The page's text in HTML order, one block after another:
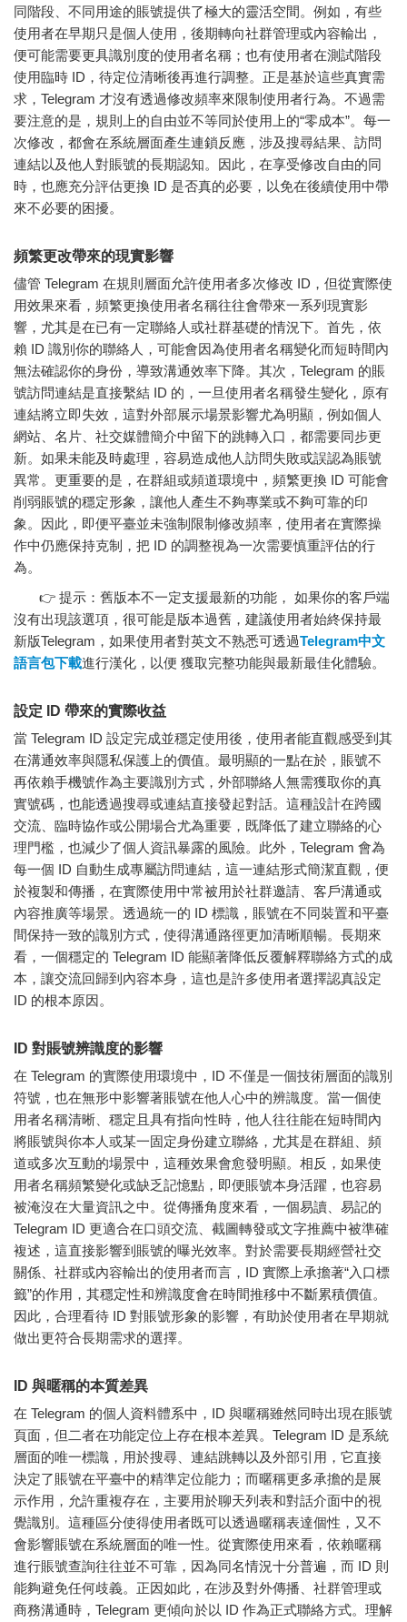
同階段、不同用途的賬號提供了極大的靈活空間。例如，有些
使用者在早期只是個人使用，後期轉向社群管理或內容輸出，
便可能需要更具識別度的使用者名稱；也有使用者在測試階段
使用臨時 ID，待定位清晰後再進行調整。正是基於這些真實需
求，Telegram 才沒有透過修改頻率來限制使用者行為。不過需
要注意的是，規則上的自由並不等同於使用上的“零成本”。每一
次修改，都會在系統層面產生連鎖反應，涉及搜尋結果、訪問
連結以及他人對賬號的長期認知。因此，在享受修改自由的同
時，也應充分評估更換 ID 是否真的必要，以免在後續使用中帶
來不必要的困擾。
頻繁更改帶來的現實影響
儘管 Telegram 在規則層面允許使用者多次修改 ID，但從實際使
用效果來看，頻繁更換使用者名稱往往會帶來一系列現實影
響，尤其是在已有一定聯絡人或社群基礎的情況下。首先，依
賴 ID 識別你的聯絡人，可能會因為使用者名稱變化而短時間內
無法確認你的身份，導致溝通效率下降。其次，Telegram 的賬
號訪問連結是直接繫結 ID 的，一旦使用者名稱發生變化，原有
連結將立即失效，這對外部展示場景影響尤為明顯，例如個人
網站、名片、社交媒體簡介中留下的跳轉入口，都需要同步更
新。如果未能及時處理，容易造成他人訪問失敗或誤認為賬號
異常。更重要的是，在群組或頻道環境中，頻繁更換 ID 可能會
削弱賬號的穩定形象，讓他人產生不夠專業或不夠可靠的印
象。因此，即便平臺並未強制限制修改頻率，使用者在實際操
作中仍應保持克制，把 ID 的調整視為一次需要慎重評估的行
為。
👉 提示：舊版本不一定支援最新的功能， 如果你的客戶端
沒有出現該選項，很可能是版本過舊，建議使用者始終保持最
新版Telegram，如果使用者對英文不熟悉可透過Telegram中文
語言包下載進行漢化，以便 獲取完整功能與最新最佳化體驗。
設定 ID 帶來的實際收益
當 Telegram ID 設定完成並穩定使用後，使用者能直觀感受到其
在溝通效率與隱私保護上的價值。最明顯的一點在於，賬號不
再依賴手機號作為主要識別方式，外部聯絡人無需獲取你的真
實號碼，也能透過搜尋或連結直接發起對話。這種設計在跨國
交流、臨時協作或公開場合尤為重要，既降低了建立聯絡的心
理門檻，也減少了個人資訊暴露的風險。此外，Telegram 會為
每一個 ID 自動生成專屬訪問連結，這一連結形式簡潔直觀，便
於複製和傳播，在實際使用中常被用於社群邀請、客戶溝通或
內容推廣等場景。透過統一的 ID 標識，賬號在不同裝置和平臺
間保持一致的識別方式，使得溝通路徑更加清晰順暢。長期來
看，一個穩定的 Telegram ID 能顯著降低反覆解釋聯絡方式的成
本，讓交流回歸到內容本身，這也是許多使用者選擇認真設定
ID 的根本原因。
ID 對賬號辨識度的影響
在 Telegram 的實際使用環境中，ID 不僅是一個技術層面的識別
符號，也在無形中影響著賬號在他人心中的辨識度。當一個使
用者名稱清晰、穩定且具有指向性時，他人往往能在短時間內
將賬號與你本人或某一固定身份建立聯絡，尤其是在群組、頻
道或多次互動的場景中，這種效果會愈發明顯。相反，如果使
用者名稱頻繁變化或缺乏記憶點，即便賬號本身活躍，也容易
被淹沒在大量資訊之中。從傳播角度來看，一個易讀、易記的
Telegram ID 更適合在口頭交流、截圖轉發或文字推薦中被準確
複述，這直接影響到賬號的曝光效率。對於需要長期經營社交
關係、社群或內容輸出的使用者而言，ID 實際上承擔著“入口標
籤”的作用，其穩定性和辨識度會在時間推移中不斷累積價值。
因此，合理看待 ID 對賬號形象的影響，有助於使用者在早期就
做出更符合長期需求的選擇。
ID 與暱稱的本質差異
在 Telegram 的個人資料體系中，ID 與暱稱雖然同時出現在賬號
頁面，但二者在功能定位上存在根本差異。Telegram ID 是系統
層面的唯一標識，用於搜尋、連結跳轉以及外部引用，它直接
決定了賬號在平臺中的精準定位能力；而暱稱更多承擔的是展
示作用，允許重複存在，主要用於聊天列表和對話介面中的視
覺識別。這種區分使得使用者既可以透過暱稱表達個性，又不
會影響賬號在系統層面的唯一性。從實際使用來看，依賴暱稱
進行賬號查詢往往並不可靠，因為同名情況十分普遍，而 ID 則
能夠避免任何歧義。正因如此，在涉及對外傳播、社群管理或
商務溝通時，Telegram 更傾向於以 ID 作為正式聯絡方式。理解